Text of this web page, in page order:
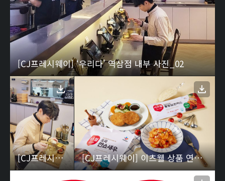
[CJ프레시웨이] ‘우리다’ 역삼점 내부 사진_02
[CJ프레시웨이] ‘우리다’ 역삼점 내부 사진_01 [CJ프레시웨이] 이츠웰 상품 연출 컷